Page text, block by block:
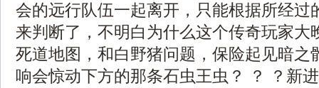
会的远行队伍一起离开，只能根据所经过
来判断了，不明白为什么这个传奇玩家大
死道地图，和白野猪问题，保险起见暗
响会惊动下方的那条石虫王虫？ ？ ？新